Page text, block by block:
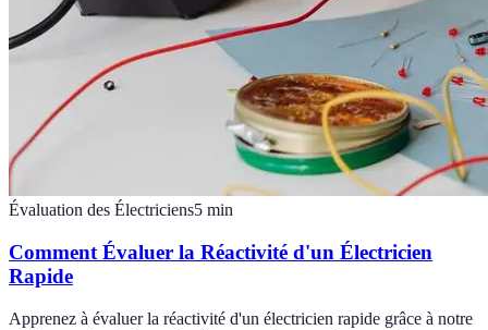
Évaluation des Électriciens5 min
Comment Évaluer la Réactivité d'un Électricien
Rapide
Apprenez à évaluer la réactivité d'un électricien rapide grâce à notre